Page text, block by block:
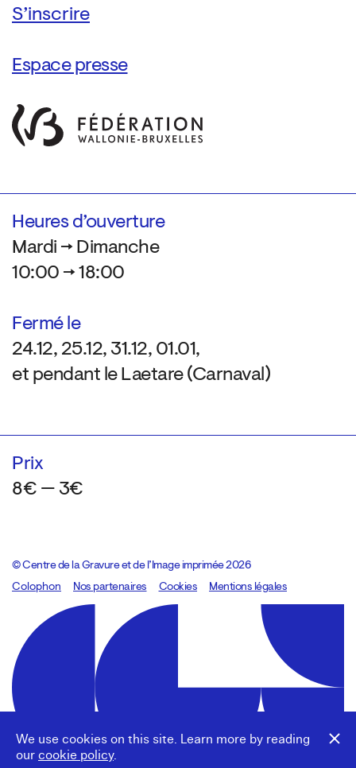
We use cookies on this site. Learn more by reading
our cookie policy.
Espace presse
Heures d’ouverture
Mardi → Dimanche
10:00 → 18:00
Fermé le
24.12, 25.12, 31.12, 01.01,
et pendant le Laetare (Carnaval)
Prix
8€ — 3€
© Centre de la Gravure et de l’Image imprimée 2026
Colophon
Design:Marcel Kaczmarek, code:8080.studio
Nos partenaires Cookies Mentions légales